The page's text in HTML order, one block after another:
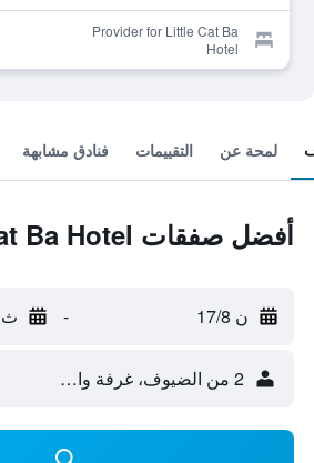
Provider for Little Cat Ba
Hotel
لمحة عن التقييمات فنادق مشابهة
أفضل صفقات Little Cat Ba Hotel
ن 17/8 - ث 18/8
2 من الضيوف، غرفة واحدة